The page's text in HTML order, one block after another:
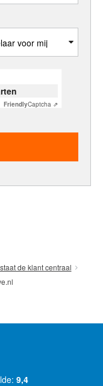
FriendlyCaptcha ⇗
de klant centraal
9,4